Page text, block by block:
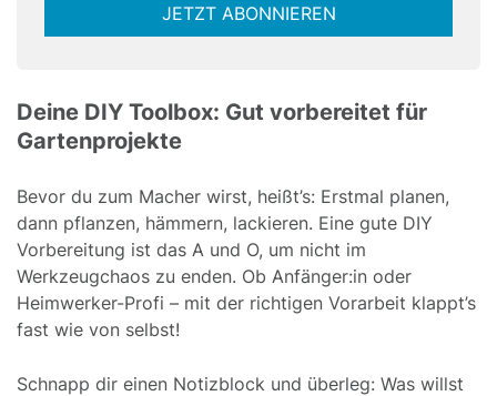
JETZT ABONNIEREN
Deine DIY Toolbox: Gut vorbereitet für
Gartenprojekte
Bevor du zum Macher wirst, heißt’s: Erstmal planen,
dann pflanzen, hämmern, lackieren. Eine gute DIY
Vorbereitung ist das A und O, um nicht im
Werkzeugchaos zu enden. Ob Anfänger:in oder
Heimwerker-Profi – mit der richtigen Vorarbeit klappt’s
fast wie von selbst!
Schnapp dir einen Notizblock und überleg: Was willst